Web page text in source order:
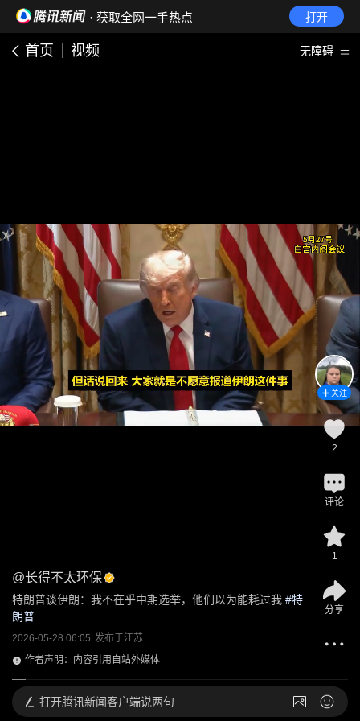
· 获取全网一手热点 打开
首页 视频 无障碍
@长得不太环保
特朗普谈伊朗：我不在乎中期选举，他们以为能耗过我 #特
朗普
2026-05-28 06:05 发布于江苏
作者声明：内容引用自站外媒体
关注
2
评论
1
分享
打开腾讯新闻客户端说两句